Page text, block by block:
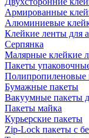
Армированные
Алюминиевые
Клейкие ленты для
Серпянка
Малярные клейкие
Пакеты
Полипропиленовые
Бумажные пакеты
Вакуумные пакеты
Пакеты майка
Курьерские пакеты
Zip-Lock пакеты с